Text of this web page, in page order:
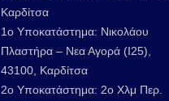
Καρδίτσα
1o Υποκατάστημα: Νικολάου
Πλαστήρα – Νεα Αγορά (Ι25),
43100, Καρδίτσα
2o Υποκατάστημα: 2ο Χλμ Περ.